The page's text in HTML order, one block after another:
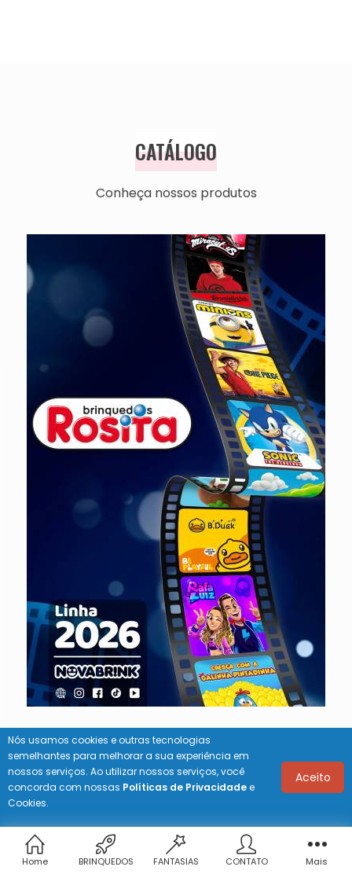
CATÁLOGO
Conheça nossos produtos
Nós usamos cookies e outras tecnologias
semelhantes para melhorar a sua experiência em
nossos serviços. Ao utilizar nossos serviços, você
concorda com nossas Políticas de Privacidadee
Cookies.
Aceito
Home BRINQUEDOS FANTASIAS CONTATO Mais